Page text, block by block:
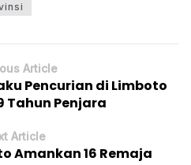
Article
Pencurian di Limboto
Tahun Penjara
Article
Amankan 16 Remaja